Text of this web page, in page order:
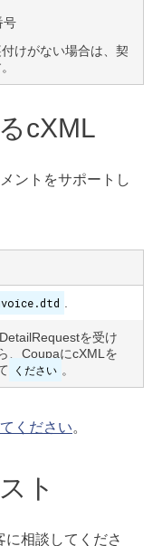
号
けがない場合は、契
cXML
ントをサポートし
を受け
、CoupaにcXMLを
ください 。
ください。
ト
相談してくださ